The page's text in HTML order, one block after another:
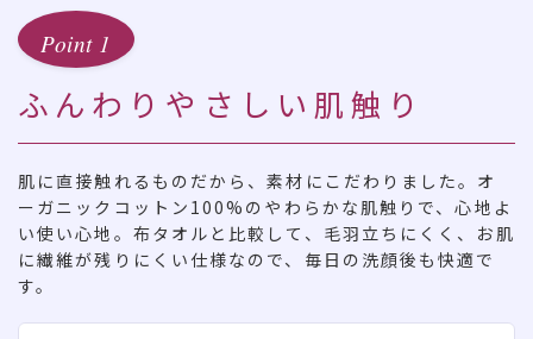
Point 1
ふんわりやさしい肌触り
肌に直接触れるものだから、素材にこだわりました。オ
ーガニックコットン100%のやわらかな肌触りで、心地よ
い使い心地。布タオルと比較して、毛羽立ちにくく、お肌
に繊維が残りにくい仕様なので、毎日の洗顔後も快適で
す。